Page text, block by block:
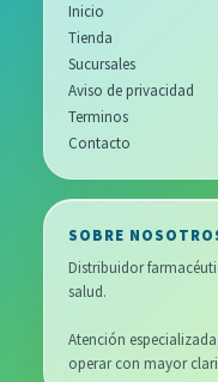
Inicio
Tienda
Sucursales
Aviso de privacidad
Terminos
Contacto
SOBRE
Distribuidor
salud.
Atención
operar con mayor